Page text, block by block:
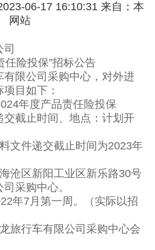
06-17 16:10:31 来自：本
网站
任险投保”招标公告
限公司采购中心，对外进
目如下：
年度产品责任险投保
截止时间、地点：计划开
文件递交截止时间为2023年
沧区新阳工业区新乐路30号
采购中心。
年7月第一周。（实际以招
旅行车有限公司采购中心会